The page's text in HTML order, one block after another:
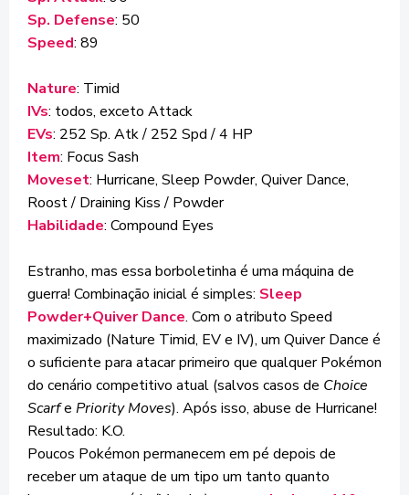
Sp. Defense: 50
Speed: 89
Nature: Timid
IVs: todos, exceto Attack
EVs: 252 Sp. Atk / 252 Spd / 4 HP
Item: Focus Sash
Moveset: Hurricane, Sleep Powder, Quiver Dance,
Roost / Draining Kiss / Powder
Habilidade: Compound Eyes
Estranho, mas essa borboletinha é uma máquina de
guerra! Combinação inicial é simples: Sleep
Powder+Quiver Dance. Com o atributo Speed
maximizado (Nature Timid, EV e IV), um Quiver Dance é
o suficiente para atacar primeiro que qualquer Pokémon
do cenário competitivo atual (salvos casos de Choice
Scarfe Priority Moves). Após isso, abuse de Hurricane!
Resultado: K.O.
Poucos Pokémon permanecem em pé depois de
receber um ataque de um tipo um tanto quanto